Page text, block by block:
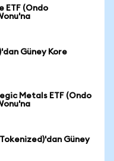
ETF (Ondo
Güney Kore
Metals ETF (Ondo
Güney